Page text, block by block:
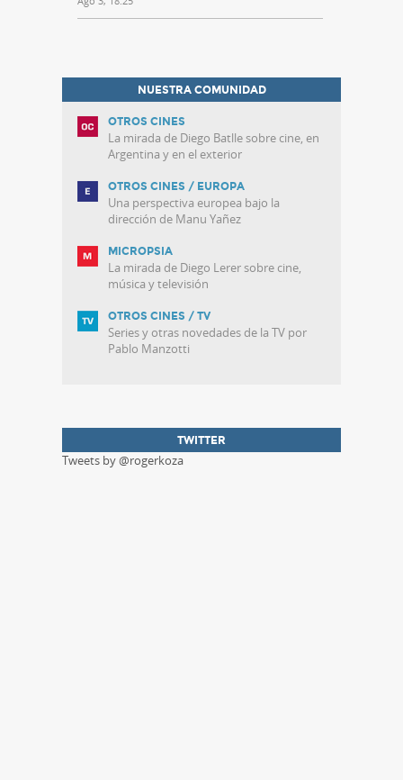
NUESTRA COMUNIDAD
OTROS CINES
La mirada de Diego Batlle sobre cine, en
Argentina y en el exterior
OTROS CINES / EUROPA
Una perspectiva europea bajo la
dirección de Manu Yañez
MICROPSIA
La mirada de Diego Lerer sobre cine,
música y televisión
OTROS CINES / TV
Series y otras novedades de la TV por
Pablo Manzotti
TWITTER
Tweets by @rogerkoza